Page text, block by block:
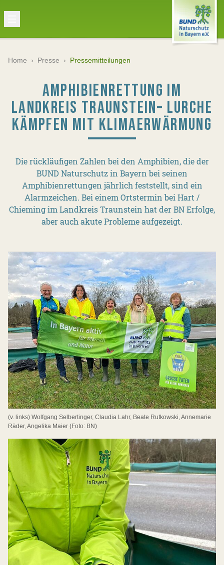
Home › Presse › Pressemitteilungen
AMPHIBIENRETTUNG IM
LANDKREIS TRAUNSTEIN– LURCHE
KÄMPFEN MIT KLIMAERWÄRMUNG
Die rückläufigen Zahlen bei den Amphibien, die der
BUND Naturschutz in Bayern bei seinen
Amphibienrettungen jährlich feststellt, sind ein
Alarmzeichen. Bei einem Ortstermin bei Hart /
Chieming im Landkreis Traunstein hat der BN Erfolge,
aber auch akute Probleme aufgezeigt.
(v. links) Wolfgang Selbertinger, Claudia Lahr, Beate Rutkowski, Annemarie
Räder, Angelika Maier (Foto: BN)